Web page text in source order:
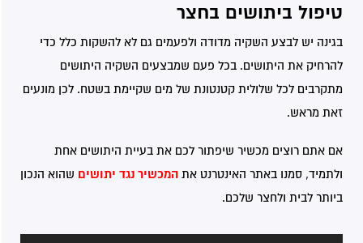
טיפול ביתושים בחצר
בגינה יש לבצע השקיה מדודה ולפעמים גם לא להשקות כלל כדי
להרחיק את היתושים. בכל פעם שמבצעים השקיה היתושים
מתקרבים לכל שלולית קטנטונת של מים שקיימת בשטח. לכן מונעים
זאת מראש.
אם אתם רוצים מכשיר שיפתור לכם את בעיית היתושים אחת
ולתמיד, סמנו באתר האינטרנט את המכשיר נגד יתושים שהוא הנכון
ביותר לבית ולחצר שלכם.
על-ידי
תחומי
וההתנהגות
שלך
הסיכוי
שתיחשף
והצעות
אישית.